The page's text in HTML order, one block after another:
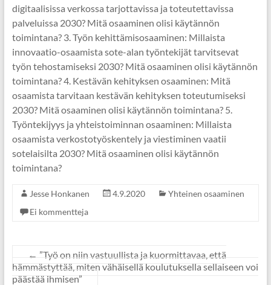
digitaalisissa verkossa tarjottavissa ja toteutettavissa
palveluissa 2030? Mitä osaaminen olisi käytännön
toimintana? 3. Työn kehittämisosaaminen: Millaista
innovaatio-osaamista sote-alan työntekijät tarvitsevat
työn tehostamiseksi 2030? Mitä osaaminen olisi käytännön
toimintana? 4. Kestävän kehityksen osaaminen: Mitä
osaamista tarvitaan kestävän kehityksen toteutumiseksi
2030? Mitä osaaminen olisi käytännön toimintana? 5.
Työntekijyys ja yhteistoiminnan osaaminen: Millaista
osaamista verkostotyöskentely ja viestiminen vaatii
sotelaisilta 2030? Mitä osaaminen olisi käytännön
toimintana?
Jesse Honkanen 4.9.2020
Yhteinen osaaminen
Ei kommentteja
← ”Työ on niin vastuullista ja kuormittavaa, että
hämmästyttää, miten vähäisellä koulutuksella sellaiseen voi
päästää ihmisen”